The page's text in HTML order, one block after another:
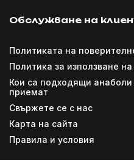
Обслужване на
Политиката на
Политика за използване на
Кои са подходящи
приемат
Свържете се с нас
Карта на сайта
Правила и условия